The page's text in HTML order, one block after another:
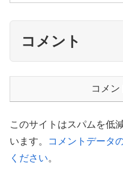
コメント
コメン
このサイトはスパムを低
います。
コメントデータ
ください。